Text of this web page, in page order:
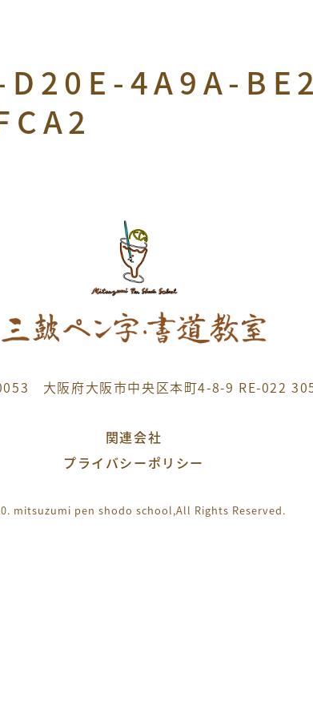
4A9A-
大阪府大阪市中央区本町4-8-9 RE-022
関連会社
プライバシーポリシー
mitsuzumi pen shodo school,All Rights Reserved.